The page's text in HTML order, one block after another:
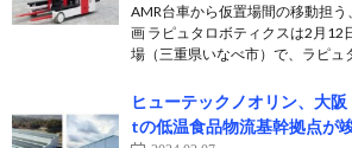
AMR台車から仮置場間の移動担
画 ラピュタロボティクスは2月12
場（三重県いなべ市）で、ラピュ
ヒューテックノオリン、大
tの低温食品物流基幹拠点が